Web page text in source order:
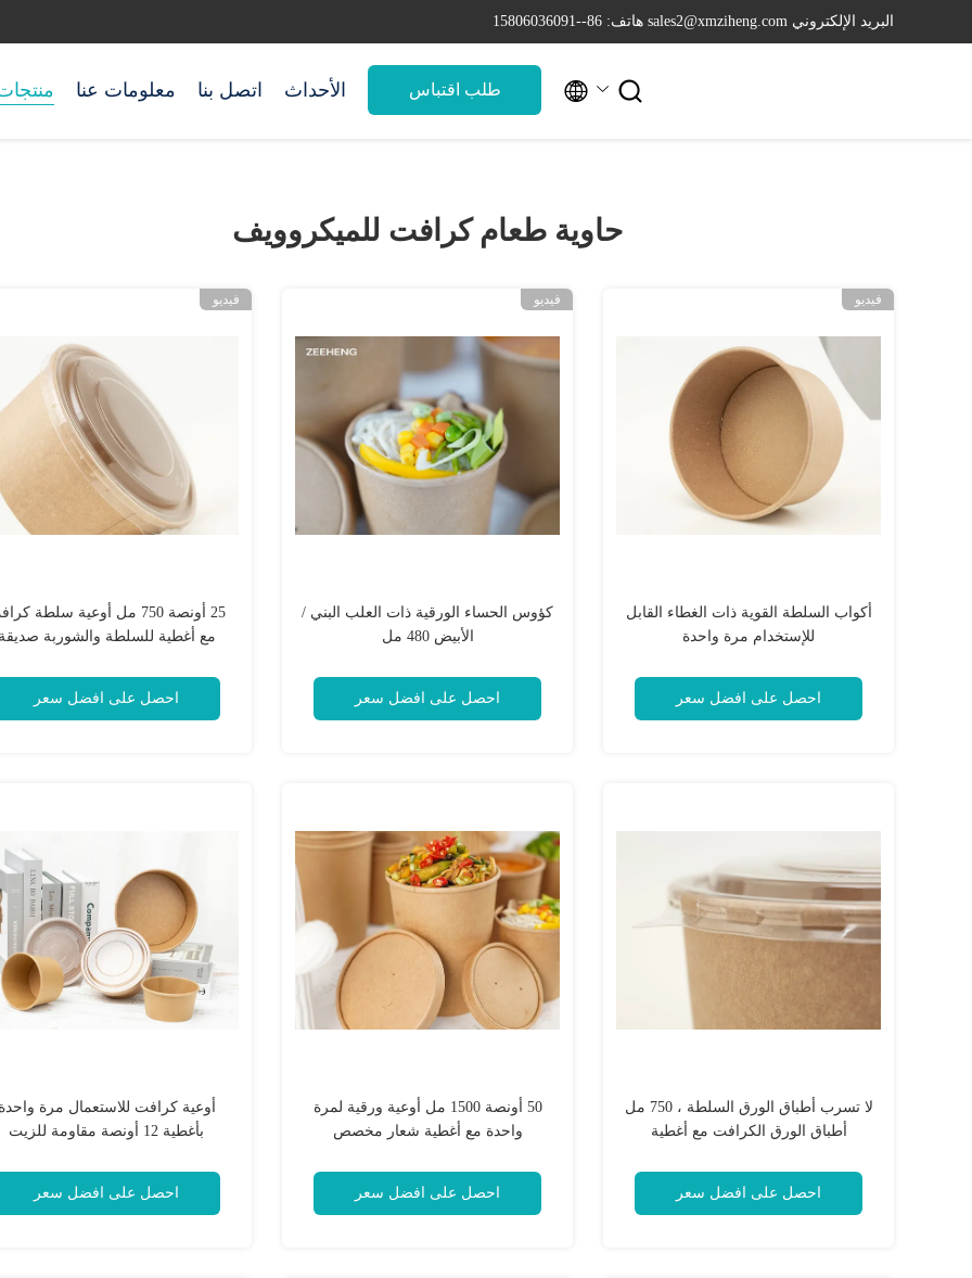
البريد الإلكتروني sales2@xmziheng.com هاتف: 86--15806036091
معلومات عنا اتصل بنا الأحداث طلب اقتباس  
حاوية طعام كرافت للميكروويف
فيديو
25 أونصة 750 مل أوعية سلطة
مع أغطية للسلطة والشوربة
احصل على افضل سعر
فيديو
كؤوس الحساء الورقية ذات العلب البني /
الأبيض 480 مل
احصل على افضل سعر
فيديو
أكواب السلطة القوية ذات الغطاء القابل
للإستخدام مرة واحدة
احصل على افضل سعر
أوعية كرافت للاستعمال مرة
بأغطية 12 أونصة مقاومة للزيت
احصل على افضل سعر
50 أونصة 1500 مل أوعية ورقية لمرة
واحدة مع أغطية شعار مخصص
احصل على افضل سعر
لا تسرب أطباق الورق السلطة ، 750 مل
أطباق الورق الكرافت مع أغطية
احصل على افضل سعر